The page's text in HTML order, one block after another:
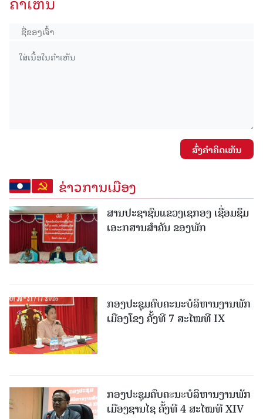
ສົ່ງຄໍາຄິດເຫັນ
ຂ່າວການເມືອງ
ສານປະຊາຊົນແຂວງເຊກອງ ເຊື່ອມຊຶມ
ເອະກສານສໍາຄັນ ຂອງພັກ
ກອງປະຊຸມຄົບຄະນະບໍລິຫານງານພັກ
ເມືອງໂຂງ ຄັ້ງທີ 7 ສະໄໝທີ IX
ກອງປະຊຸມຄົບຄະນະບໍລິຫານງານພັກ
ເມືອງຊານ​ໄຊ ຄັ້ງທີ 4 ສະໄໝທີ XIV